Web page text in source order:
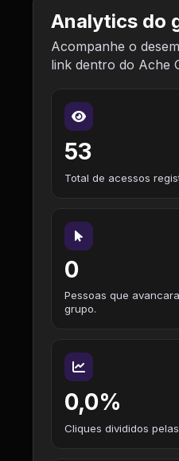
Analytics do
Acompanhe o
link dentro do Ache
53
Total de acessos
0
Pessoas que
grupo.
0,0%
Cliques divididos